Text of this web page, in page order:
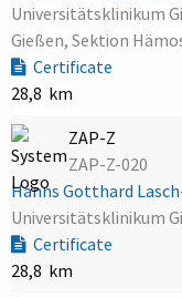
Universitätsklinikum
Gießen, Sektion
Certificate
28,8 km
ZAP-Z
ZAP-Z-020
Hanns Gotthard
Universitätsklinikum
Certificate
28,8 km